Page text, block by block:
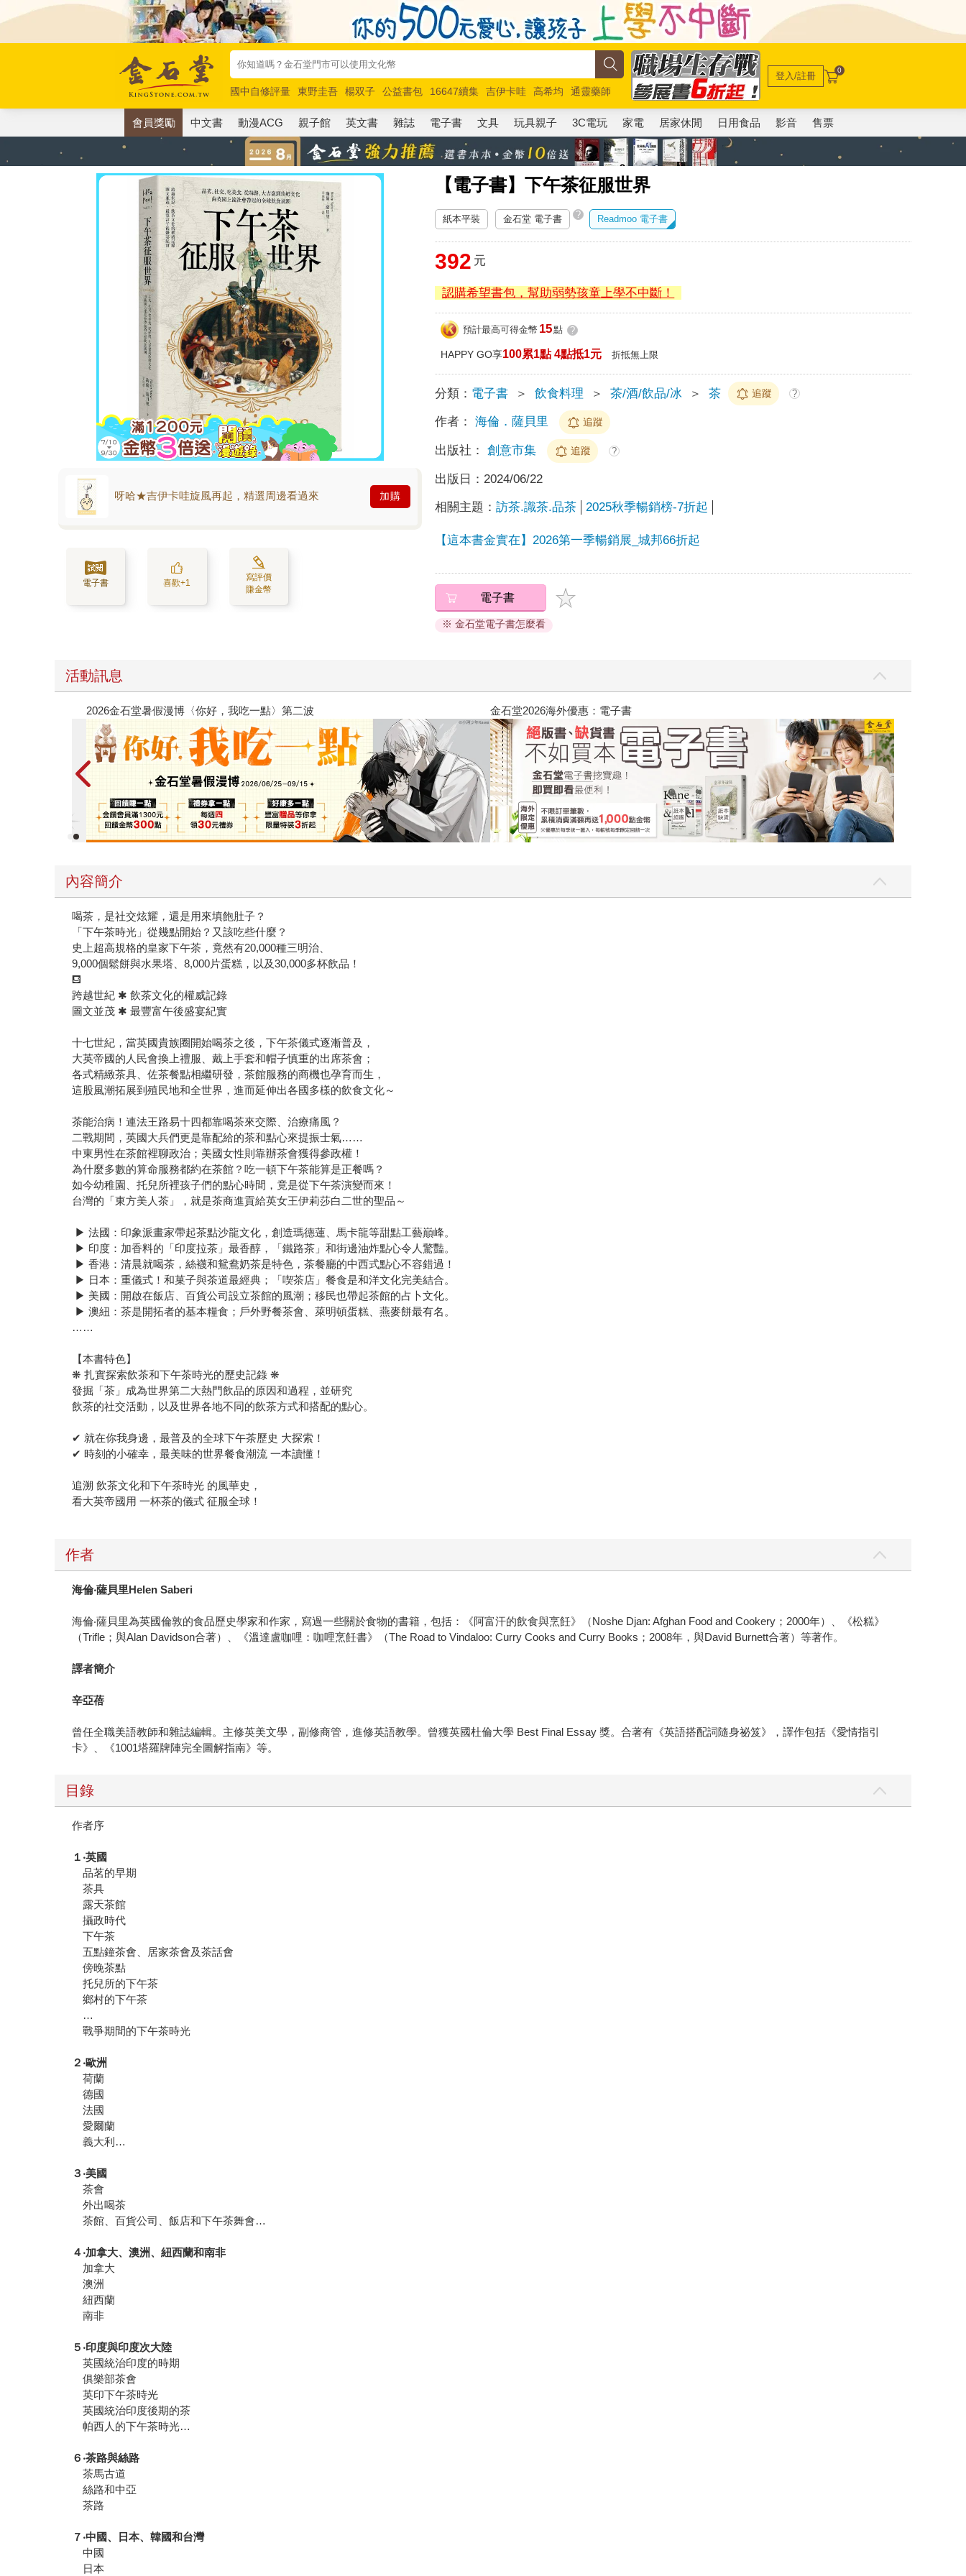
國中自修評量 東野圭吾 楊双子 公益書包 16647續集 吉伊卡哇 高希均
通靈藥師
唯紅花綻放
奧德賽 路邊攤新作 馬斯克 玩具總動員5 超慢跑
登入/註冊 0
會員獎勵 中文書 動漫ACG 親子館 英文書 雜誌 電子書 文具 玩具親子 3C電玩 家電 居家休閒 日用食品 影音 售票
【電子書】下午茶征服世界
呀哈★吉伊卡哇旋風再起，精選周邊看過來 加購
電子書 喜歡+1
寫評價
賺金幣
紙本平裝 金石堂 電子書 ? Readmoo 電子書
392 元
認購希望書包，幫助弱勢孩童上學不中斷！
預計最高可得金幣 15點 ?
HAPPY GO享100累1點 4點抵1元 折抵無上限
分類： 電子書 ＞ 飲食料理 ＞ 茶/酒/飲品/冰 ＞ 茶 追蹤 ?
作者： 海倫．薩貝里 追蹤
出版社： 創意市集 追蹤 ?
出版日： 2024/06/22
相關主題：訪茶.識茶.品茶 2025秋季暢銷榜-7折起
【這本書金實在】2026第一季暢銷展_城邦66折起
電子書
※ 金石堂電子書怎麼看
活動訊息
春光ｘ奇幻基地｜全書系展 2026金石堂暑假漫博〈你好，我吃一點〉第二波
內容簡介
喝茶，是社交炫耀，還是用來填飽肚子？
「下午茶時光」從幾點開始？又該吃些什麼？
史上超高規格的皇家下午茶，竟然有20,000種三明治、
9,000個鬆餅與水果塔、8,000片蛋糕，以及30,000多杯飲品！
⛾
跨越世紀 ✱ 飲茶文化的權威記錄
圖文並茂 ✱ 最豐富午後盛宴紀實
十七世紀，當英國貴族圈開始喝茶之後，下午茶儀式逐漸普及，
大英帝國的人民會換上禮服、戴上手套和帽子慎重的出席茶會；
各式精緻茶具、佐茶餐點相繼研發，茶館服務的商機也孕育而生，
這股風潮拓展到殖民地和全世界，進而延伸出各國多樣的飲食文化～
茶能治病！連法王路易十四都靠喝茶來交際、治療痛風？
二戰期間，英國大兵們更是靠配給的茶和點心來提振士氣……
中東男性在茶館裡聊政治；美國女性則靠辦茶會獲得參政權！
為什麼多數的算命服務都約在茶館？吃一頓下午茶能算是正餐嗎？
如今幼稚園、托兒所裡孩子們的點心時間，竟是從下午茶演變而來！
台灣的「東方美人茶」，就是茶商進貢給英女王伊莉莎白二世的聖品～
▶ 法國：印象派畫家帶起茶點沙龍文化，創造瑪德蓮、馬卡龍等甜點工藝巔峰。
▶ 印度：加香料的「印度拉茶」最香醇，「鐵路茶」和街邊油炸點心令人驚豔。
▶ 香港：清晨就喝茶，絲襪和鴛鴦奶茶是特色，茶餐廳的中西式點心不容錯過！
▶ 日本：重儀式！和菓子與茶道最經典；「喫茶店」餐食是和洋文化完美結合。
▶ 美國：開啟在飯店、百貨公司設立茶館的風潮；移民也帶起茶館的占卜文化。
▶ 澳紐：茶是開拓者的基本糧食；戶外野餐茶會、萊明頓蛋糕、燕麥餅最有名。
……
【本書特色】
❋ 扎實探索飲茶和下午茶時光的歷史記錄 ❋
發掘「茶」成為世界第二大熱門飲品的原因和過程，並研究
飲茶的社交活動，以及世界各地不同的飲茶方式和搭配的點心。
✔ 就在你我身邊，最普及的全球下午茶歷史 大探索！
✔ 時刻的小確幸，最美味的世界餐食潮流 一本讀懂！
追溯 飲茶文化和下午茶時光 的風華史，
看大英帝國用 一杯茶的儀式 征服全球！
作者
海倫‧薩貝里Helen Saberi
海倫‧薩貝里為英國倫敦的食品歷史學家和作家，寫過一些關於食物的書籍，包括：《阿富汗的飲食與烹飪》（Noshe Djan: Afghan Food and Cookery；2000年）、《松糕》
（Trifle；與Alan Davidson合著）、《溫達盧咖哩：咖哩烹飪書》（The Road to Vindaloo: Curry Cooks and Curry Books；2008年，與David Burnett合著）等著作。
譯者簡介
辛亞蓓
曾任全職美語教師和雜誌編輯。主修英美文學，副修商管，進修英語教學。曾獲英國杜倫大學 Best Final Essay 獎。合著有《英語搭配詞隨身祕笈》，譯作包括《愛情指引
卡》、《1001塔羅牌陣完全圖解指南》等。
目錄
作者序
１‧英國
品茗的早期
茶具
露天茶館
攝政時代
下午茶
五點鐘茶會、居家茶會及茶話會
傍晚茶點
托兒所的下午茶
鄉村的下午茶
…
戰爭期間的下午茶時光
２‧歐洲
荷蘭
德國
法國
愛爾蘭
義大利…
３‧美國
茶會
外出喝茶
茶館、百貨公司、飯店和下午茶舞會…
４‧加拿大、澳洲、紐西蘭和南非
加拿大
澳洲
紐西蘭
南非
５‧印度與印度次大陸
英國統治印度的時期
俱樂部茶會
英印下午茶時光
英國統治印度後期的茶
帕西人的下午茶時光…
６‧茶路與絲路
茶馬古道
絲路和中亞
茶路
７‧中國、日本、韓國和台灣
中國
日本